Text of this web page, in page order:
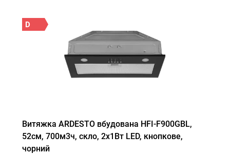
D
Витяжка ARDESTO вбудована HFI-F900GBL,
52см, 700м3ч, скло, 2х1Вт LED, кнопкове,
чорний